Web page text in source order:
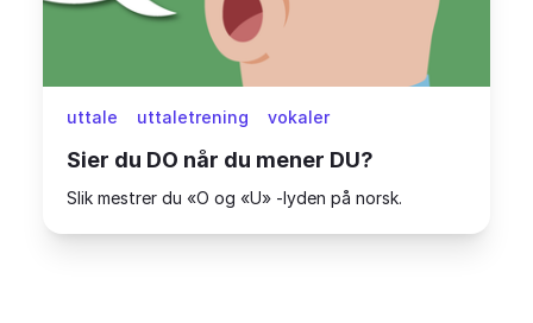
uttale uttaletrening vokaler
Sier du DO når du mener DU?
Slik mestrer du «O og «U» -lyden på norsk.